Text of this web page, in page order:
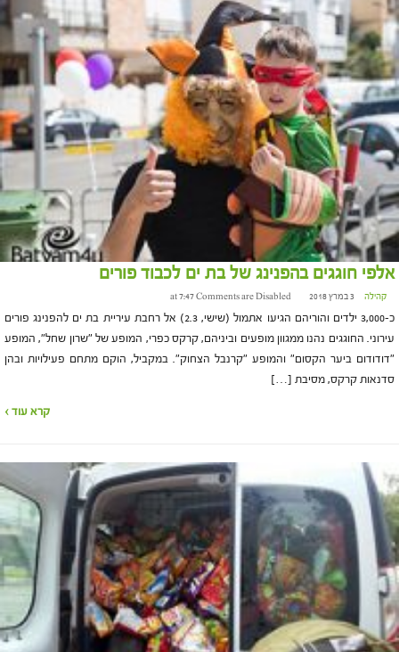
אלפי חוגגים בהפנינג של בת ים לכבוד פורים
קהילה 3 במרץ 2018 at 7:47 Comments are Disabled
כ-3,000 ילדים והוריהם הגיעו אתמול (שישי, 2.3) אל רחבת עיריית בת ים להפנינג פורים
עירוני. החוגגים נהנו ממגוון מופעים וביניהם, קרקס כפרי, המופע של "שרון שחל", המופע
"דודודום ביער הקסום" והמופע "קרנבל הצחוק". במקביל, הוקם מתחם פעילויות ובהן
סדנאות קרקס, מסיבת […]
קרא עוד ›